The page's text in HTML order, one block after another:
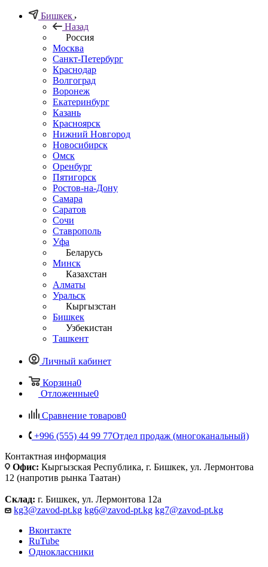
Бишкек
Назад
Россия
Москва
Санкт-Петербург
Краснодар
Волгоград
Воронеж
Екатеринбург
Казань
Красноярск
Нижний Новгород
Новосибирск
Омск
Оренбург
Пятигорск
Ростов-на-Дону
Самара
Саратов
Сочи
Ставрополь
Уфа
Беларусь
Минск
Казахстан
Алматы
Уральск
Кыргызстан
Бишкек
Узбекистан
Ташкент
Личный кабинет
Корзина0
Отложенные0
Сравнение товаров0
+996 (555) 44 99 77Отдел продаж (многоканальный)
Контактная информация
Офис: Кыргызская Республика, г. Бишкек, ул. Лермонтова
12 (напротив рынка Таатан)
Склад: г. Бишкек, ул. Лермонтова 12а
kg3@zavod-pt.kg kg6@zavod-pt.kg kg7@zavod-pt.kg
Вконтакте
RuTube
Одноклассники